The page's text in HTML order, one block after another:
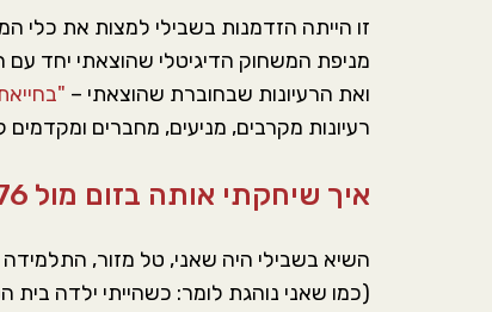
זו הייתה הזדמנות בשבילי למצות את כלי
מניפת המשחוק הדיגיטלי שהוצאתי יחד עם
ואת הרעיונות שבחוברת שהוצאתי –
רעיונות מקרבים, מניעים, מחברים ומקדמים
איך שיחקתי אותה בזום מול 476 א.נשים
השיא בשבילי היה שאני, טל מזור,
(כמו שאני נוהגת לומר: כשהייתי ילדה